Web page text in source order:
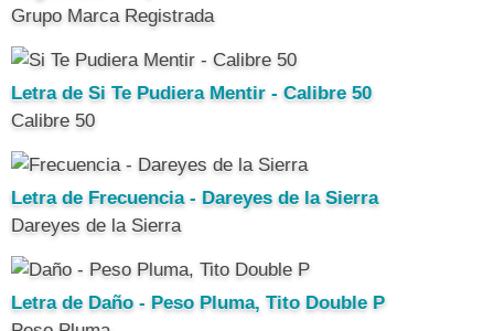
Grupo Marca Registrada
Letra de Si Te Pudiera Mentir - Calibre 50
Calibre 50
Letra de Frecuencia - Dareyes de la Sierra
Dareyes de la Sierra
Letra de Daño - Peso Pluma, Tito Double P